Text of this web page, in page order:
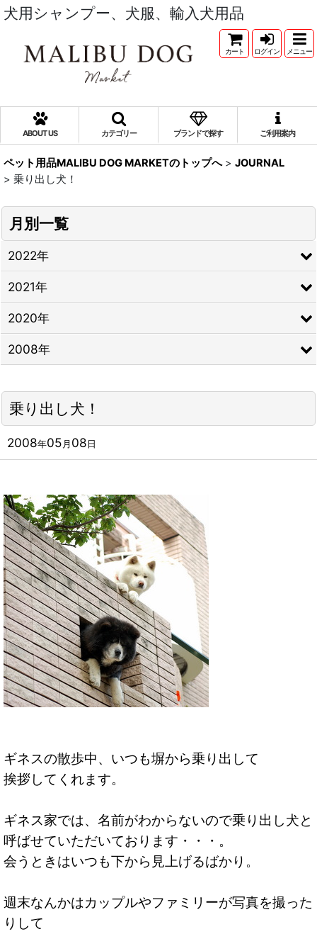
犬用シャンプー、犬服、輸入犬用品
カート ログイン メニュー
ABOUT US カテゴリー ブランドで探す ご利用案内
ペット用品MALIBU DOG MARKETのトップへ > JOURNAL
> 乗り出し犬！
乗り出し犬！
2008年05 月08日
ギネスの散歩中、いつも塀から乗り出して
挨拶してくれます。
ギネス家では、名前がわからないので乗り出し犬と
呼ばせていただいております・・・。
会うときはいつも下から見上げるばかり。
週末なんかはカップルやファミリーが写真を撮った
りして
月別一覧
2022年
2021年
2020年
2008年